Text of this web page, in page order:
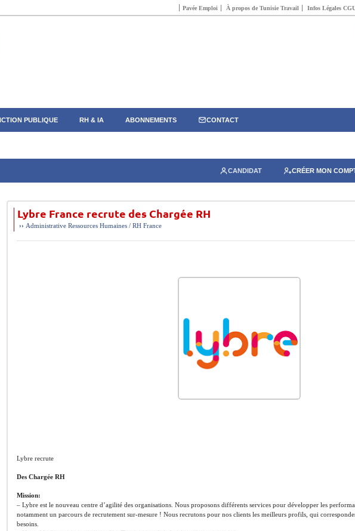
Pavée Emploi À propos de Tunisie Travail Infos Légales
PUBLIQUE RH & IA ABONNEMENTS CONTACT
CANDIDAT CRÉER MON
Lybre France recrute des Chargée RH
›› Administrative Ressources Humaines / RH France
Lybre recrute
Des Chargée RH
Mission:
– Lybre est le nouveau centre d’agilité des organisations. Nous proposons différents services pour développer les
notamment un parcours de recrutement sur-mesure ! Nous recrutons pour nos clients les meilleurs profils, qui
besoins.